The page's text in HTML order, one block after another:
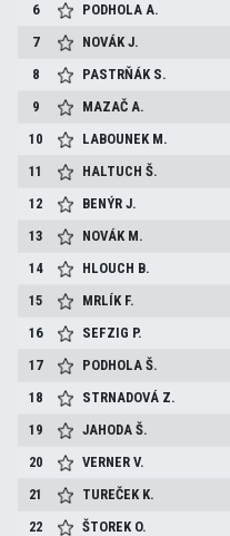
6
PODHOLAA.
7
NOVÁKJ.
8
PASTRŇÁK S.
9
MAZAČA.
10
LABOUNEK M.
11
HALTUCHŠ.
12
BENÝRJ.
13
NOVÁK M.
14
HLOUCH B.
15
MRLÍK F.
16
SEFZIG P.
17
PODHOLAŠ.
18
STRNADOVÁ Z.
19
JAHODAŠ.
20
VERNERV.
21
TUREČEK K.
22
ŠTOREK O.